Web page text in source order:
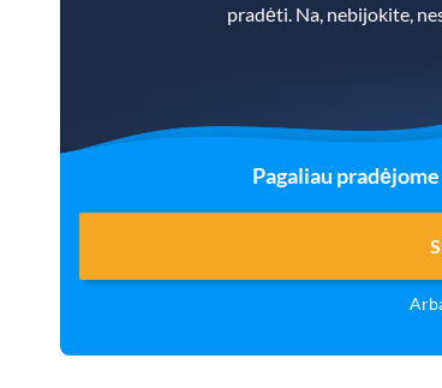
pradėti. Na, nebijokite,
Pagaliau